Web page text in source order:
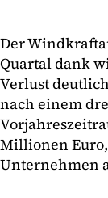
Der
Quartal dank
Verlust
nach einem
Millionen
Unternehmen